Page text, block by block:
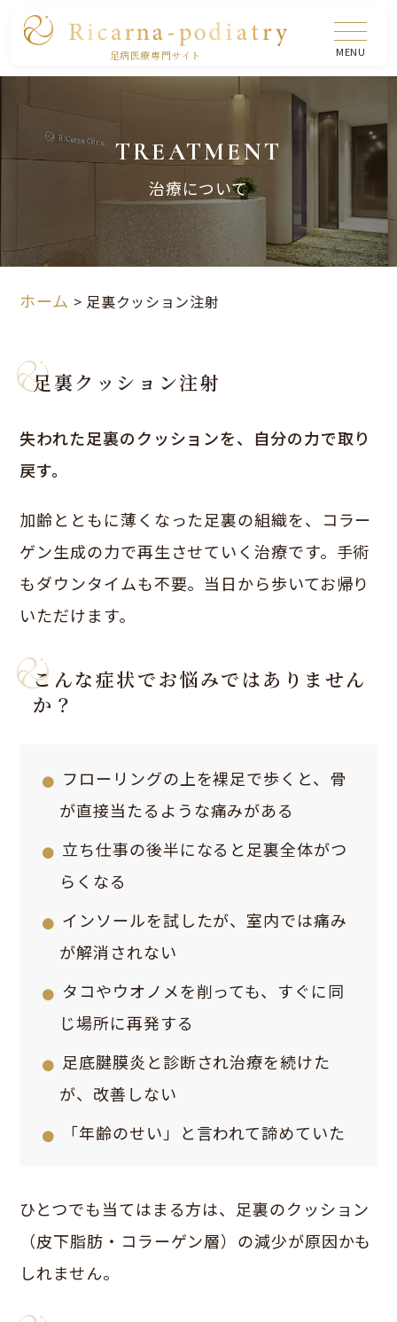
足病医療専門サイト
TREATMENT
治療について
ホーム > 足裏クッション注射
足裏クッション注射
失われた足裏のクッションを、自分の力で取り
戻す。
加齢とともに薄くなった足裏の組織を、コラー
ゲン生成の力で再生させていく治療です。手術
もダウンタイムも不要。当日から歩いてお帰り
いただけます。
こんな症状でお悩みではありません
か？
フローリングの上を裸足で歩くと、骨
が直接当たるような痛みがある
立ち仕事の後半になると足裏全体がつ
らくなる
インソールを試したが、室内では痛み
が解消されない
タコやウオノメを削っても、すぐに同
じ場所に再発する
足底腱膜炎と診断され治療を続けた
が、改善しない
「年齢のせい」と言われて諦めていた
ひとつでも当てはまる方は、足裏のクッション
（皮下脂肪・コラーゲン層）の減少が原因かも
しれません。